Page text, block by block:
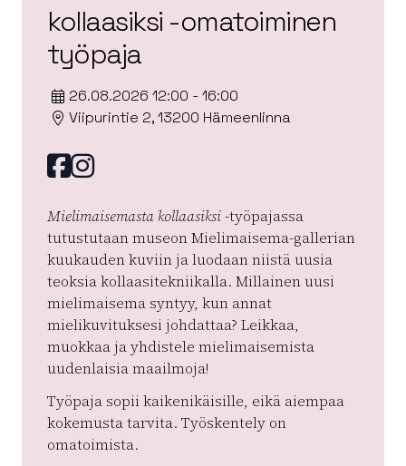
kollaasiksi -omatoiminen
työpaja
26.08.2026 12:00 - 16:00
Viipurintie 2, 13200 Hämeenlinna
Facebook
instagram
Mielimaisemasta kollaasiksi-työpajassa
tutustutaan museon Mielimaisema-gallerian
kuukauden kuviin ja luodaan niistä uusia
teoksia kollaasitekniikalla. Millainen uusi
mielimaisema syntyy, kun annat
mielikuvituksesi johdattaa? Leikkaa,
muokkaa ja yhdistele mielimaisemista
uudenlaisia maailmoja!
Työpaja sopii kaikenikäisille, eikä aiempaa
kokemusta tarvita. Työskentely on
omatoimista.